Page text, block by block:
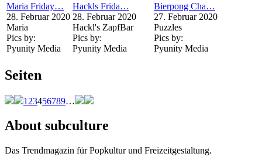
Maria Friday…
28. Februar 2020
Maria
Pics by:
Pyunity Media
Hackls Frida…
28. Februar 2020
Hackl's ZapfBar
Pics by:
Pyunity Media
Bierpong Cha…
27. Februar 2020
Puzzles
Pics by:
Pyunity Media
Seiten
1 23456789…
About subculture
Das Trendmagazin für Popkultur und Freizeitgestaltung.